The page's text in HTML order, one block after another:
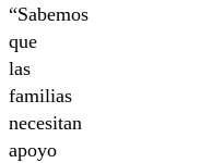
“Sabemos
que
las
familias
necesitan
apoyo